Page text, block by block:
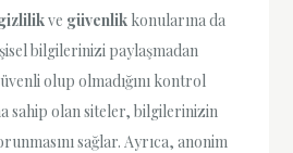
ve güvenlik konularına da
bilgilerinizi paylaşmadan
olup olmadığını kontrol
sahip olan siteler, bilgilerinizin
sağlar. Ayrıca, anonim